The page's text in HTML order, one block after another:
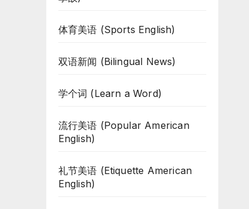
体育美语 (Sports English)
双语新闻 (Bilingual News)
学个词 (Learn a Word)
流行美语 (Popular American
English)
礼节美语 (Etiquette American
English)